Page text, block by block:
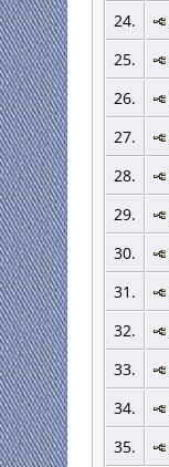
24.
25.
26.
27.
28.
29.
30.
31.
32.
33.
34.
35.